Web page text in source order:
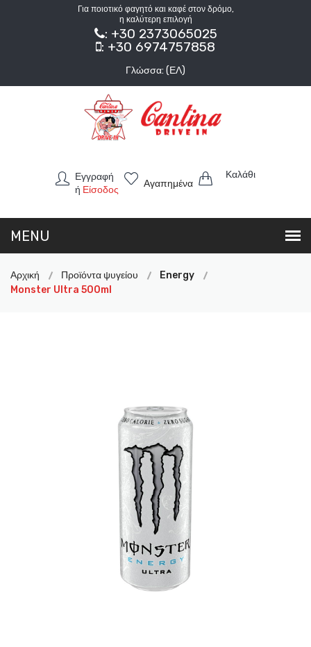
Για ποιοτικό φαγητό και καφέ στον δρόμο,
η καλύτερη επιλογή
: +30 2373065025
: +30 6974757858
Γλώσσα: (ΕΛ)
Εγγραφή
ή Είσοδος
Αγαπημένα
Καλάθι
Αρχική Προϊόντα ψυγείου
Energy
Monster Ultra 500ml